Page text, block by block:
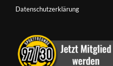
Datenschutzerklärung